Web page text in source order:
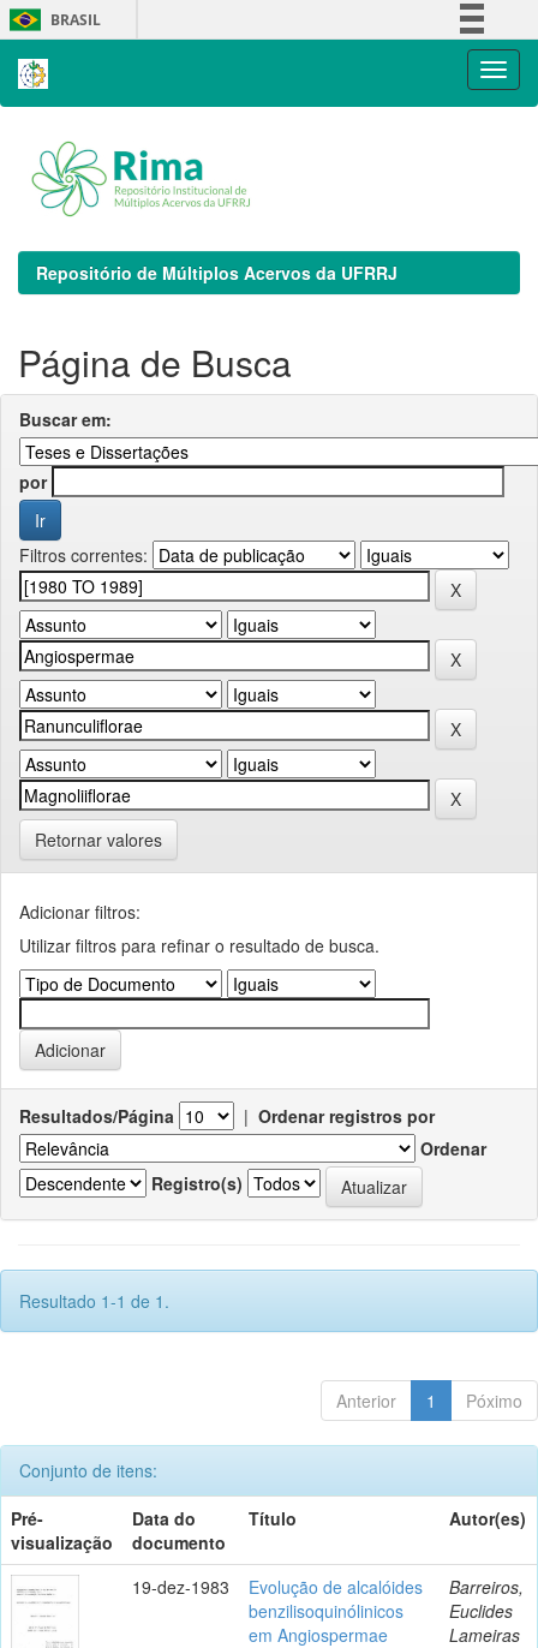
Skip
navigation
BRASIL
Repositório de Múltiplos Acervos da UFRRJ
Página de Busca
Buscar em:
por
Filtros correntes:
Retornar valores
Adicionar filtros:
Utilizar filtros para refinar o resultado de busca.
Resultados/Página | Ordenar registros por
Ordenar
Registro(s)
Resultado 1-1 de 1.
Anterior 1 Póximo
Conjunto de itens:
Pré-
visualização
Data do
documento
Título Autor(es)
19-dez-1983
Evolução de alcalóides
benzilisoquinólinicos
em Angiospermae
Barreiros,
Euclides
Lameiras